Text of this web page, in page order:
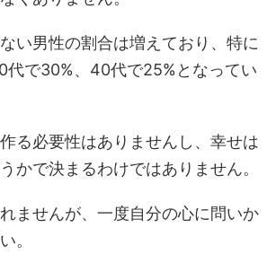
い男性の割合は増えており、特に
代で30%、40代で25%となってい
る必要性はありませんし、幸せは
かで決まるわけではありません。
ませんが、一度自分の心に問いか
。